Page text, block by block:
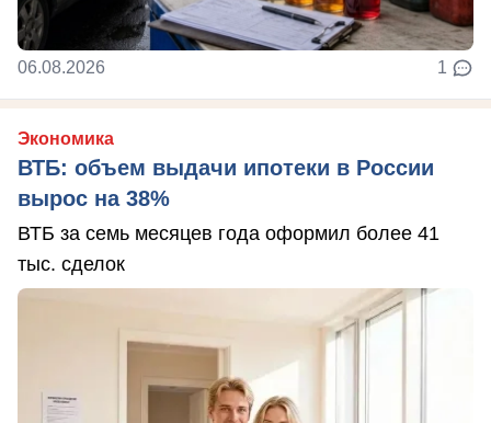
06.08.2026 1
Экономика
ВТБ: объем выдачи ипотеки в России
вырос на 38%
ВТБ за семь месяцев года оформил более 41
тыс. сделок